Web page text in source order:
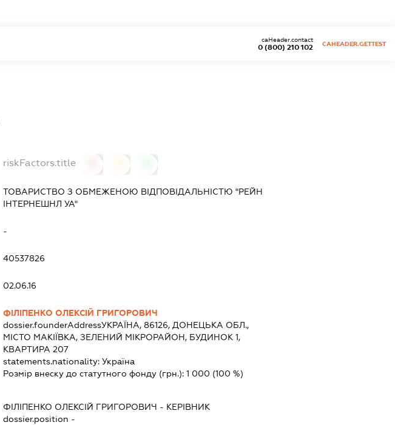
0 (800) 210 102
caHeader.contact
CAHEADER.GETTEST
riskFactors.title
ТОВАРИСТВО З ОБМЕЖЕНОЮ ВІДПОВІДАЛЬНІСТЮ "РЕЙН
ІНТЕРНЕШНЛ УА"
-
40537826
02.06.16
ФІЛІПЕНКО ОЛЕКСІЙ ГРИГОРОВИЧ
dossier.founderAddressУКРАЇНА, 86126, ДОНЕЦЬКА ОБЛ.,
МІСТО МАКІЇВКА, ЗЕЛЕНИЙ МІКРОРАЙОН, БУДИНОК 1,
КВАРТИРА 207
statements.nationality: Україна
Розмір внеску до статутного фонду (грн.): 1 000 (100 %)
ФІЛІПЕНКО ОЛЕКСІЙ ГРИГОРОВИЧ - КЕРІВНИК
dossier.position -